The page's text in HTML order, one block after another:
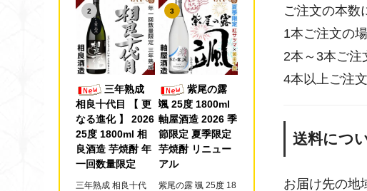
ご注文の本数
1本ご注文の
2本～3本ご注
4本以上ご注
送料につ
お届け先の地
2
三年熟成
相良十代目 【 更
なる進化 】 2026
25度 1800ml 相
良酒造 芋焼酎 年
一回数量限定
三年熟成 相良十代
3
紫尾の露
颯 25度 1800ml
軸屋酒造 2026 季
節限定 夏季限定
芋焼酎 リニュー
アル
紫尾の露 颯 25度 18